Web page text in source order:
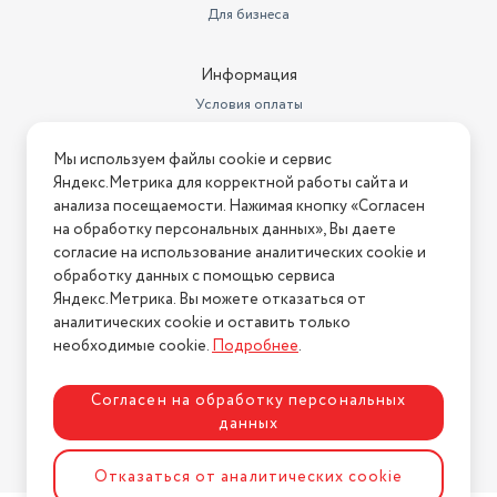
Для бизнеса
Информация
Условия оплаты
Условия возврата
Нашли ошибку на сайте? Напишите нам
2026 © Интернет-магазин "АстМаркет". У нас есть всё!
Политика конфиденциальности
Разработка сайтаASTDESIGN
Мы используем файлы cookie и сервис
Яндекс.Метрика для корректной работы сайта и
анализа посещаемости. Нажимая кнопку «Согласен
на обработку персональных данных», Вы даете
согласие на использование аналитических cookie и
обработку данных с помощью сервиса
Яндекс.Метрика. Вы можете отказаться от
аналитических cookie и оставить только
необходимые cookie.Подробнее.
Согласен на обработку персональных
данных
Отказаться от аналитических cookie